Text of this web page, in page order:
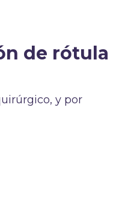
de rótula
y por